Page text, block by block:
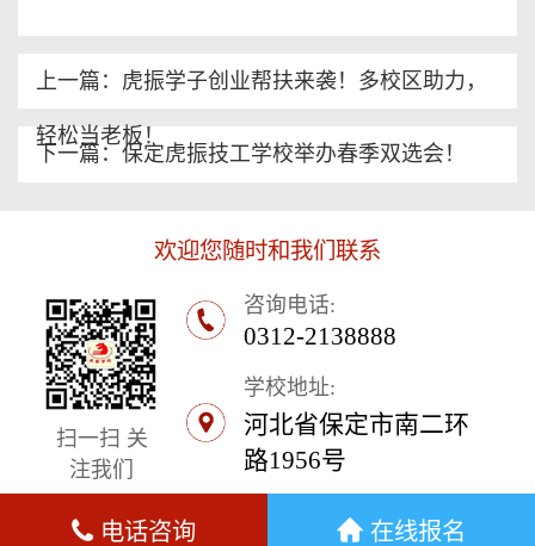
上一篇：虎振学子创业帮扶来袭！多校区助力，
轻松当老板！
下一篇：保定虎振技工学校举办春季双选会！
欢迎您随时和我们联系
扫一扫 关
注我们
咨询电话:
0312-2138888
学校地址:
河北省保定市南二环
路1956号
电话咨询 在线报名